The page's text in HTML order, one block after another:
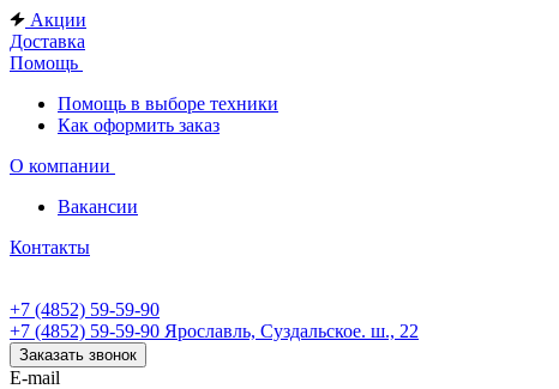
Акции
Доставка
Помощь
Помощь в выборе техники
Как оформить заказ
О компании
Вакансии
Контакты
+7 (4852) 59-59-90
+7 (4852) 59-59-90 Ярославль, Суздальское. ш., 22
Заказать звонок
E-mail